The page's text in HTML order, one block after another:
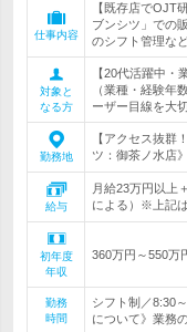
仕事内容
【既存店でOJT
ブンシツ」での
のシフト管理な
対象と
なる方
【20代活躍中
（業種・経験
ーザー目線を大
勤務地
【アクセス抜群
ツ：御茶ノ水店
給与
月給23万円以上
による）※上記
初年度
年収
360万円～550万
勤務
時間
シフト制／8:30
について》業務